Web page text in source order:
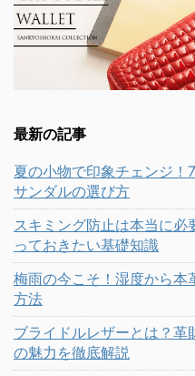
最新の記事
夏の小物で印象チェンジ！
サンダルの選び方
スキミング防止は本当に必
っておきたい基礎知識
梅雨の今こそ！湿度から本
方法
ブライドルレザーとは？
の魅力を徹底解説